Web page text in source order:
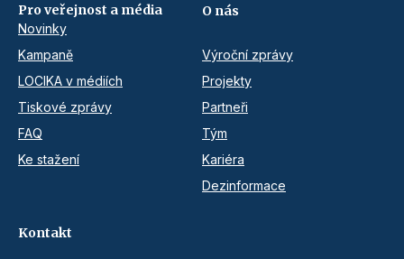
Pro veřejnost a média
Novinky
Kampaně
LOCIKA v médiích
Tiskové zprávy
FAQ
Ke stažení
O nás
Výroční zprávy
Projekty
Partneři
Tým
Kariéra
Dezinformace
Kontakt